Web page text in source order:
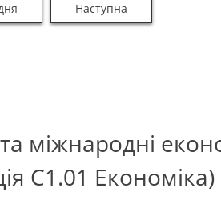
Наступна
міжнародні
С1.01 Економіка)